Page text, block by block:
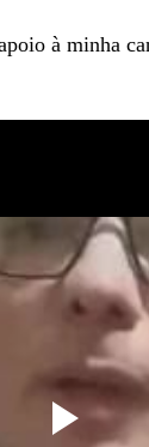
à minha